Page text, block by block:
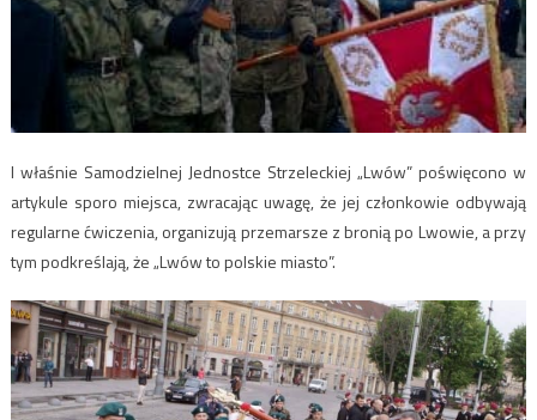
I właśnie Samodzielnej Jednostce Strzeleckiej „Lwów” poświęcono w
artykule sporo miejsca, zwracając uwagę, że jej członkowie odbywają
regularne ćwiczenia, organizują przemarsze z bronią po Lwowie, a przy
tym podkreślają, że „Lwów to polskie miasto”.